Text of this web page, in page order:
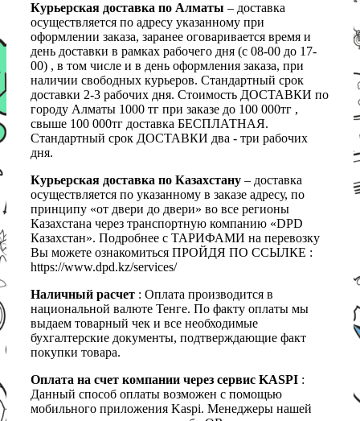
Курьерская доставка по Алматы – доставка
осуществляется по адресу указанному при
оформлении заказа, заранее оговаривается время и
день доставки в рамках рабочего дня (с 08-00 до 17-
00) , в том числе и в день оформления заказа, при
наличии свободных курьеров. Стандартный срок
доставки 2-3 рабочих дня. Стоимость ДОСТАВКИ по
городу Алматы 1000 тг при заказе до 100 000тг ,
свыше 100 000тг доставка БЕСПЛАТНАЯ.
Стандартный срок ДОСТАВКИ два - три рабочих
дня.
Курьерская доставка по Казахстану – доставка
осуществляется по указанному в заказе адресу, по
принципу «от двери до двери» во все регионы
Казахстана через транспортную компанию «DPD
Казахстан». Подробнее с ТАРИФАМИ на перевозку
Вы можете ознакомиться ПРОЙДЯ ПО ССЫЛКЕ :
https://www.dpd.kz/services/
Наличный расчет : Оплата производится в
национальной валюте Тенге. По факту оплаты мы
выдаем товарный чек и все необходимые
бухгалтерские документы, подтверждающие факт
покупки товара.
Оплата на счет компании через сервис KASPI :
Данный способ оплаты возможен с помощью
мобильного приложения Kaspi. Менеджеры нашей